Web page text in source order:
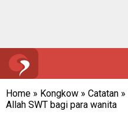
Home » Kongkow » Catatan »
Allah SWT bagi para wanita